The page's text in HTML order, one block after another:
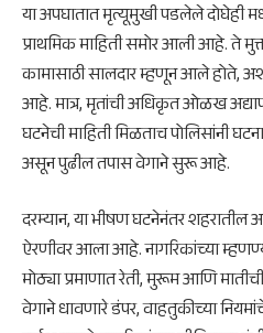
या अपघातात मृत्यूमुखी पडलेले दोघेही
प्राथमिक माहिती समोर आली आहे. ते
कामासाठी सालदार म्हणून आले होते,
आहे. मात्र, मृतांची अधिकृत ओळख
घटनेची माहिती मिळताच पोलिसांनी
असून पुढील तपास वेगाने सुरू आहे.
दरम्यान, या भीषण घटनेनंतर शहरातील
ऐरणीवर आला आहे. नागरिकांच्या
मोठ्या प्रमाणात रेती, मुरूम आणि
वेगाने धावणारे डंपर, वाहतुकीच्या